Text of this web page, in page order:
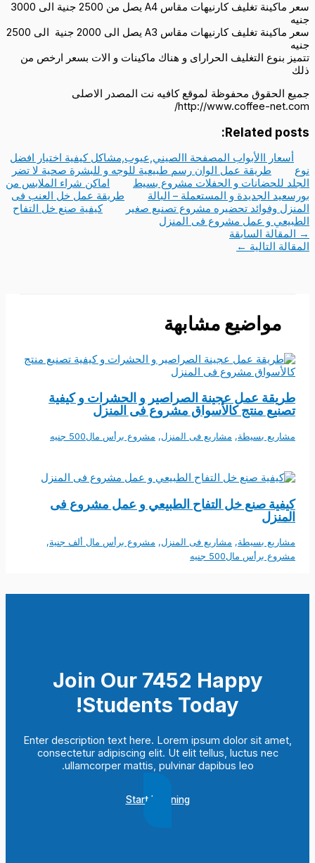
سعر ماكينة تغليف كارنيهات مقاس A4 يصل من 2500 جنية الى 3000
جنيه
سعر ماكينة تغليف كارنيهات مقاس A3 يصل الى 2000 جنية الى 2500
جنيه
تتميز بنوع التغليف الحراراى و هناك ماكينات و الات بسعر ارخص من
ذلك
جميع الحقوق محفوظة لموقع كافيه نت المصدر الاصلى
http://www.coffee-net.com/
Related posts:
أسعار االأبواب المصفحة االصيني,عيوب,مشاكل كيفية اختيار افضل
نوع
طريقة عمل الوان رسم طبيعية للوجه و للبشرة صحية لا تضر
الجلد للحضانات و الحفلات مشروع بسيط
اماكن شراء الملابس من
بورسعيد الجديدة و المستعملة – البالة
طريقة عمل خل العنب فى
المنزل وفوائد تحضيره مشروع تصنيع صغير
كيفية صنع خل التفاح
الطبيعي و عمل مشروع فى المنزل
→ المقالة السابقة
المقالة التالية ←
مواضيع مشابهة
طريقة عمل عجينة الصراصير و الحشرات و كيفية
تصنيع منتج كالأسواق مشروع فى المنزل
مشاريع بسيطة, مشاريع فى المنزل, مشروع برأس مال500 جنيه
كيفية صنع خل التفاح الطبيعي و عمل مشروع فى
المنزل
مشاريع بسيطة, مشاريع فى المنزل, مشروع برأس مال ألف جنية,
مشروع برأس مال500 جنيه
Join Our 7452 Happy
Students​ Today!
Enter description text here. Lorem ipsum dolor sit amet,
consectetur adipiscing elit. Ut elit tellus, luctus nec
ullamcorper mattis, pulvinar dapibus leo.​
Start Learning